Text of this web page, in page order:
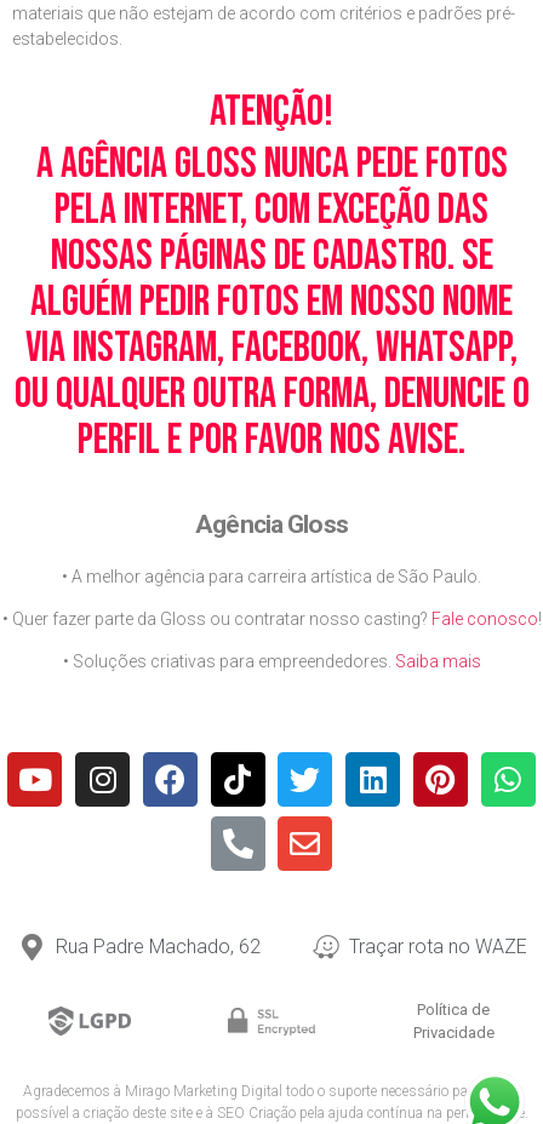
materiais que não estejam de acordo com critérios e padrões pré-
estabelecidos.
Atenção!
A Agência Gloss nunca pede fotos
pela Internet, com exceção das
nossas páginas de cadastro. Se
alguém pedir fotos em nosso nome
via Instagram, Facebook, WhatsApp,
ou qualquer outra forma, denuncie o
perfil e por favor nos avise.
Agência Gloss
• A melhor agência para carreira artística de São Paulo.
• Quer fazer parte da Gloss ou contratar nosso casting? Fale conosco!
• Soluções criativas para empreendedores. Saiba mais
Rua Padre Machado, 62 Traçar rota no WAZE
Política de
Privacidade
Agradecemos à Mirago Marketing Digital todo o suporte necessário para tornar
possível a criação deste site e à SEO Criaçãopela ajuda contínua na performance.